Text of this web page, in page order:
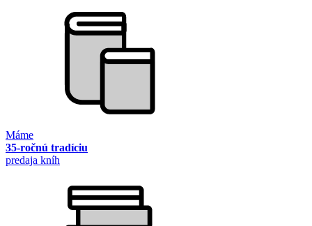
Máme
35-ročnú tradíciu
predaja kníh